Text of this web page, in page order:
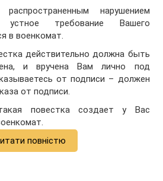
нарушением
устное требование Вашего
в военкомат.
действительно должна быть
и вручена Вам лично под
от подписи – должен
от подписи.
повестка создает у Вас
повністю